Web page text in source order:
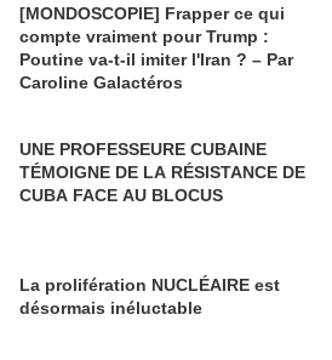
[MONDOSCOPIE] Frapper ce qui
compte vraiment pour Trump :
Poutine va-t-il imiter l'Iran ? – Par
Caroline Galactéros
UNE PROFESSEURE CUBAINE
TÉMOIGNE DE LA RÉSISTANCE DE
CUBA FACE AU BLOCUS
La prolifération NUCLÉAIRE est
désormais inéluctable